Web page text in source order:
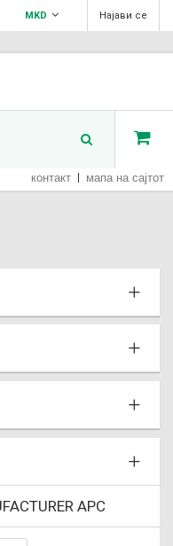
Најави се
MKD
контакт мапа на сајтот
APC